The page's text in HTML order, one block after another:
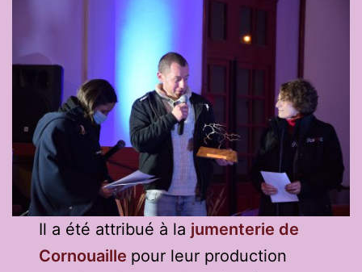
Il a été attribué à la jumenterie de
Cornouaille pour leur production